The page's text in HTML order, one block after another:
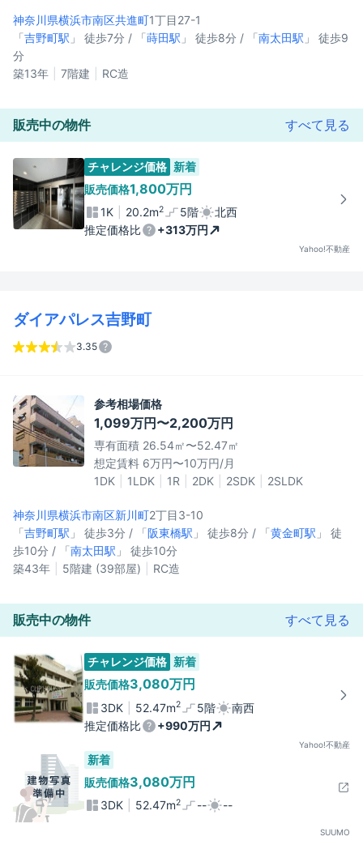
神奈川県横浜市南区共進町1丁目27-1
「吉野町駅 」 徒歩7分 / 「蒔田駅 」 徒歩8分 / 「南太田駅 」 徒歩9
分
築13年
7階建 RC造
販売中の物件 すべて見る
チャレンジ価格 新着
販売価格1,800万円
1K 20.2m2 5階
北西
推定価格比
+313万円
Yahoo!不動産
ダイアパレス吉野町
3.35
参考相場価格
1,099万円〜2,200万円
専有面積 26.54㎡〜52.47㎡
想定賃料 6万円〜10万円/月
1DK
1LDK 1R 2DK 2SDK 2SLDK
神奈川県横浜市南区新川町2丁目3-10
「吉野町駅 」 徒歩3分 / 「阪東橋駅 」 徒歩8分 / 「黄金町駅 」 徒
歩10分 / 「南太田駅 」 徒歩10分
築43年
5階建 (39部屋) RC造
販売中の物件 すべて見る
チャレンジ価格 新着
販売価格3,080万円
3DK 52.47m2 5階
南西
推定価格比
+990万円
Yahoo!不動産
新着
販売価格3,080万円
3DK 52.47m2 -- --
SUUMO